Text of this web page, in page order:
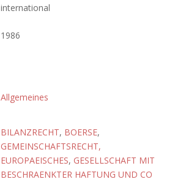
international
1986
Allgemeines
BILANZRECHT, BOERSE,
GEMEINSCHAFTSRECHT,
EUROPAEISCHES, GESELLSCHAFT MIT
BESCHRAENKTER HAFTUNG UND CO